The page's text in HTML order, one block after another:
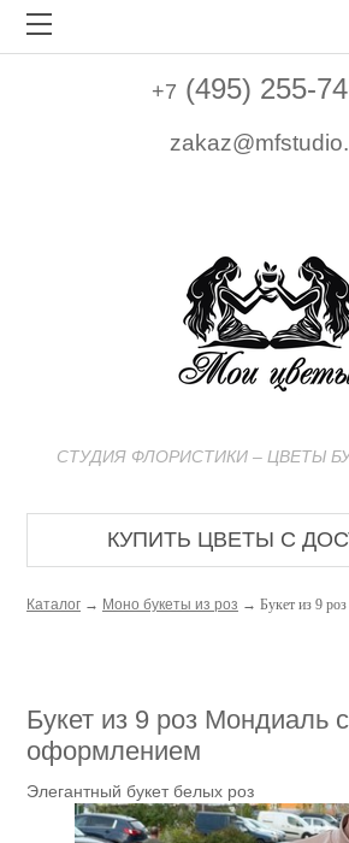
+7 (495) 255-
СТУДИЯ ФЛОРИСТИКИ – ЦВЕТЫ
КУПИТЬ ЦВЕТЫ С
Каталог → Моно букеты из роз → Букет из 9
Букет из 9 роз Мондиаль с
оформлением
Элегантный букет белых роз